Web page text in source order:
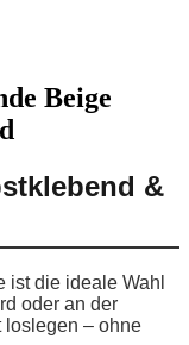
Beige
&
die ideale Wahl
oder an der
loslegen – ohne